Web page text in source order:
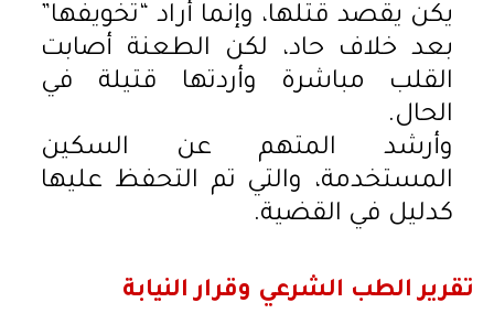
يكن يقصد قتلها، وإنما أراد “تخويفها”
بعد خلاف حاد، لكن الطعنة أصابت
القلب مباشرة وأردتها قتيلة في
الحال.
وأرشد المتهم عن السكين
المستخدمة، والتي تم التحفظ عليها
كدليل في القضية.
تقرير الطب الشرعي وقرار النيابة